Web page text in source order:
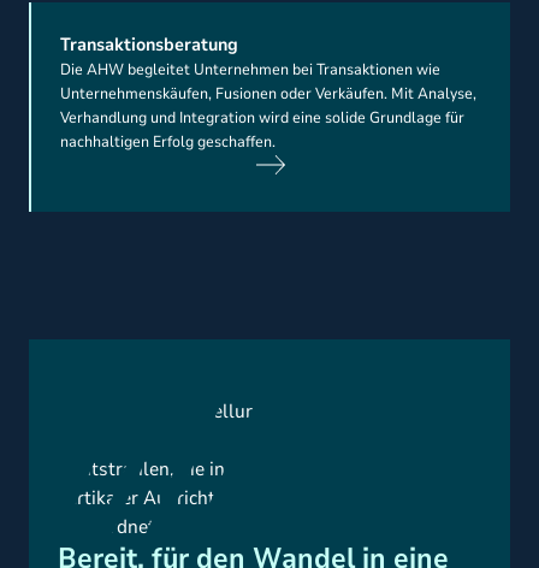
Transaktionsberatung
Die AHW begleitet Unternehmen bei Transaktionen wie
Unternehmenskäufen, Fusionen oder Verkäufen. Mit Analyse,
Verhandlung und Integration wird eine solide Grundlage für
nachhaltigen Erfolg geschaffen.
Bereit, für den Wandel in eine